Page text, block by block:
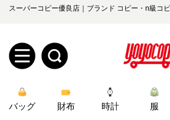
スーパーコピー優良店｜ブランド コピー・n級コ
規
ロ
バッグ 財布 時計 服
📢 当店は正真正銘のn級スーパーコピーのみ取